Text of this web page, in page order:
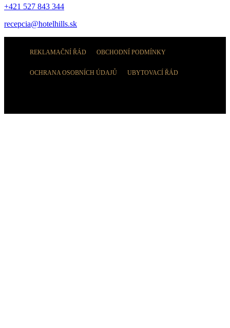
+421 527 843 344
recepcia@hotelhills.sk
REKLAMAČNÍ ŘÁD OBCHODNÍ PODMÍNKY
OCHRANA OSOBNÍCH ÚDAJŮ UBYTOVACÍ ŘÁD